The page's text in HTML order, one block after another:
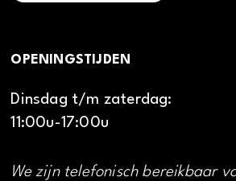
OPENINGSTIJDEN
Dinsdag t/m zaterdag:
11:00u-17:00u
We zijn telefonisch bereikbaar